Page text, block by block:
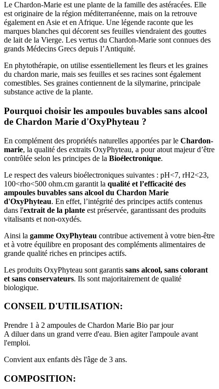
Le Chardon-Marie est une plante de la famille des astéracées. Elle
est originaire de la région méditerranéenne, mais on la retrouve
également en Asie et en Afrique. Une légende raconte que les
marques blanches qui décorent ses feuilles viendraient des gouttes
de lait de la Vierge. Les vertus du Chardon-Marie sont connues des
grands Médecins Grecs depuis l’Antiquité.
En phytothérapie, on utilise essentiellement les fleurs et les graines
du chardon marie, mais ses feuilles et ses racines sont également
comestibles. Ses graines contiennent de la silymarine, principale
substance active de la plante.
Pourquoi choisir les ampoules buvables sans alcool
de Chardon Marie d'OxyPhyteau ?
En complément des propriétés naturelles apportées par le Chardon-
marie, la qualité des extraits OxyPhyteau, a pour atout majeur d’être
contrôlée selon les principes de la Bioélectronique.
Le respect des valeurs bioélectroniques suivantes : pH<7, rH2<23,
100<rho<500 ohm.cm garantit la qualité et l’efficacité des
ampoules buvables sans alcool du Chardon Marie
d'OxyPhyteau. En effet, l’intégrité des principes actifs contenus
dans l'extrait de la plante est préservée, garantissant des produits
vitalisants et non-oxydés.
Ainsi la gamme OxyPhyteau contribue activement à votre bien-être
et à votre équilibre en proposant des compléments alimentaires de
grande qualité riches en principes actifs.
Les produits OxyPhyteau sont garantis sans alcool, sans colorant
et sans conservateurs. Ils sont majoritairement de qualité
biologique.
CONSEIL D'UTILISATION:
Prendre 1 à 2 ampoules de Chardon Marie Bio par jour
A diluer dans un grand verre d'eau. Bien agiter l'ampoule avant
l'emploi.
Convient aux enfants dès l'âge de 3 ans.
COMPOSITION: